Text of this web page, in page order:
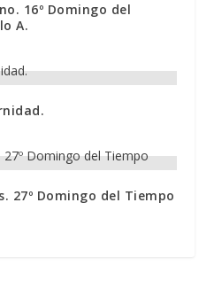
16º Domingo del
A.
27º Domingo del Tiempo